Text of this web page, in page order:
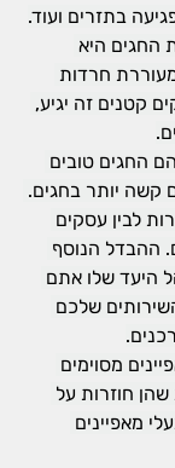
בתזרים ועוד.
החגים היא
חרדות
קטנים זה יגיע,
החגים טובים
קשה יותר בחגים.
לבין עסקים
ההבדל הנוסף
היעד שלו אתם
שלכם
מסוימים
שהן חוזרות על
מאפיינים